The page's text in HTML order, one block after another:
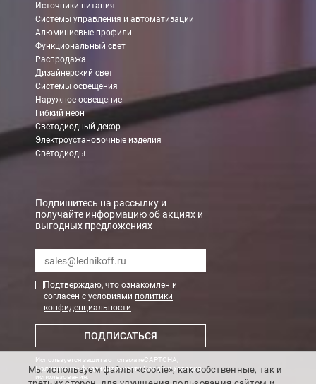
Источники питания
Системы управления и автоматизации
Алюминиевые профили
Функциональный свет
Распродажа
Дизайнерский свет
Системы освещения
Наружное освещение
Гибкий неон
Светодиодный декор
Электроустановочные изделия
Светодиоды
Подпишитесь на рассылку и
получайте информацию об акциях и
выгодных предложениях
Подтверждаю, что ознакомлен и
согласен с условиями политики
конфиденциальности
ПОДПИСАТЬСЯ
Используется защита от спама reCAPTCHA,
Политика конфиденциальности GoogleиУсловия
использования
Мы используем файлы «cookie», как собственные, так и